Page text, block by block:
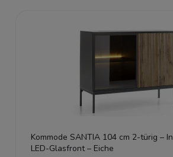
Kommode SANTIA 104 cm 2-türig –
LED-Glasfront – Eiche